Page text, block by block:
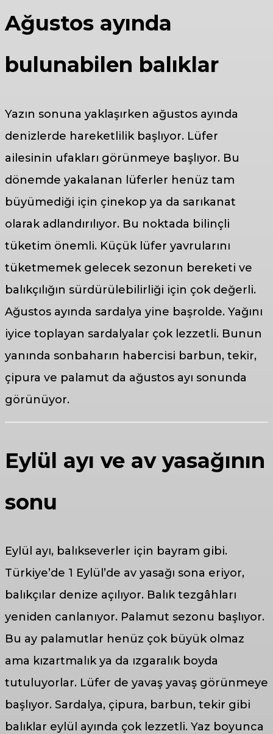
Ağustos ayında
bulunabilen balıklar
Yazın sonuna yaklaşırken ağustos ayında
denizlerde hareketlilik başlıyor. Lüfer
ailesinin ufakları görünmeye başlıyor. Bu
dönemde yakalanan lüferler henüz tam
büyümediği için çinekop ya da sarıkanat
olarak adlandırılıyor. Bu noktada bilinçli
tüketim önemli. Küçük lüfer yavrularını
tüketmemek gelecek sezonun bereketi ve
balıkçılığın sürdürülebilirliği için çok değerli.
Ağustos ayında sardalya yine başrolde. Yağını
iyice toplayan sardalyalar çok lezzetli. Bunun
yanında sonbaharın habercisi barbun, tekir,
çipura ve palamut da ağustos ayı sonunda
görünüyor.
Eylül ayı ve av yasağının
sonu
Eylül ayı, balıkseverler için bayram gibi.
Türkiye’de 1 Eylül’de av yasağı sona eriyor,
balıkçılar denize açılıyor. Balık tezgâhları
yeniden canlanıyor. Palamut sezonu başlıyor.
Bu ay palamutlar henüz çok büyük olmaz
ama kızartmalık ya da ızgaralık boyda
tutuluyorlar. Lüfer de yavaş yavaş görünmeye
başlıyor. Sardalya, çipura, barbun, tekir gibi
balıklar eylül ayında çok lezzetli. Yaz boyunca